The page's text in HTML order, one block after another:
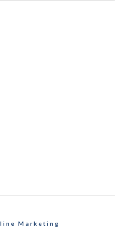
Marketing